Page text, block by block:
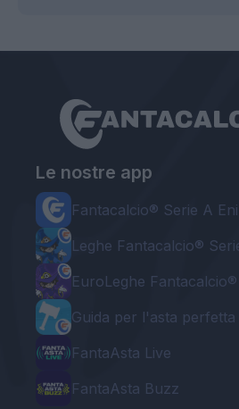
Le nostre app
Fantacalcio® Serie A
Leghe Fantacalcio®
EuroLeghe Fantacalcio®
Guida per l'asta perfetta
FantaAsta Live
FantaAsta Buzz